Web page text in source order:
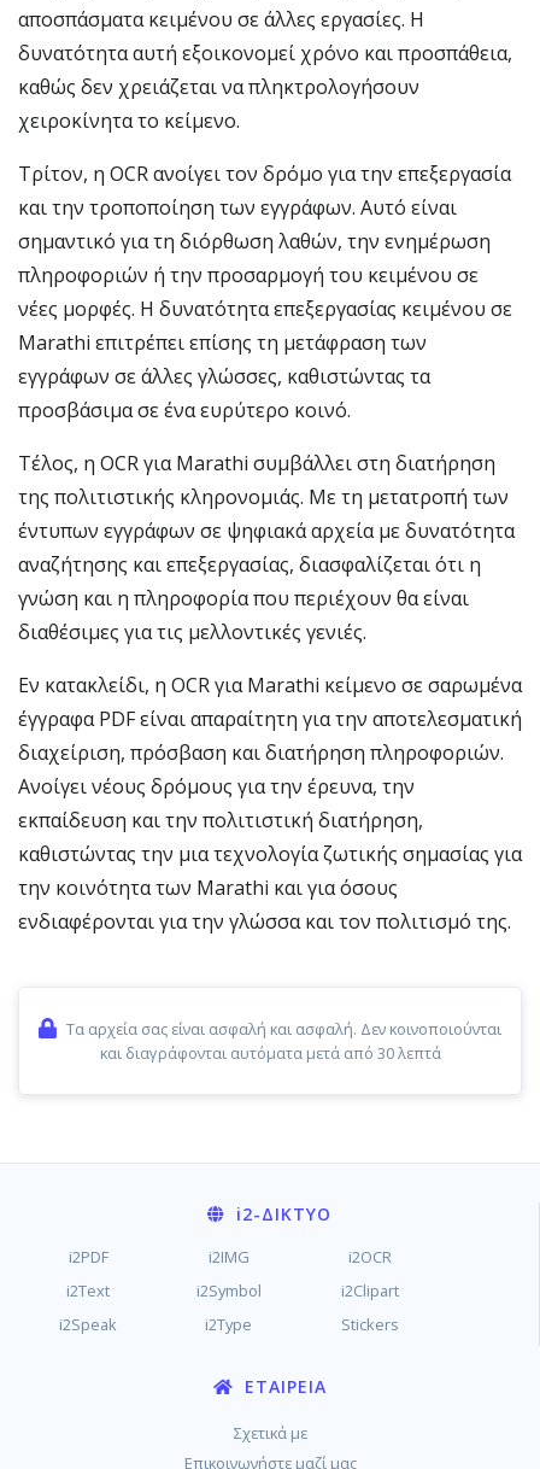
αποσπάσματα κειμένου σε άλλες εργασίες. Η
δυνατότητα αυτή εξοικονομεί χρόνο και προσπάθεια,
καθώς δεν χρειάζεται να πληκτρολογήσουν
χειροκίνητα το κείμενο.
Τρίτον, η OCR ανοίγει τον δρόμο για την επεξεργασία
και την τροποποίηση των εγγράφων. Αυτό είναι
σημαντικό για τη διόρθωση λαθών, την ενημέρωση
πληροφοριών ή την προσαρμογή του κειμένου σε
νέες μορφές. Η δυνατότητα επεξεργασίας κειμένου σε
Marathi επιτρέπει επίσης τη μετάφραση των
εγγράφων σε άλλες γλώσσες, καθιστώντας τα
προσβάσιμα σε ένα ευρύτερο κοινό.
Τέλος, η OCR για Marathi συμβάλλει στη διατήρηση
της πολιτιστικής κληρονομιάς. Με τη μετατροπή των
έντυπων εγγράφων σε ψηφιακά αρχεία με δυνατότητα
αναζήτησης και επεξεργασίας, διασφαλίζεται ότι η
γνώση και η πληροφορία που περιέχουν θα είναι
διαθέσιμες για τις μελλοντικές γενιές.
Εν κατακλείδι, η OCR για Marathi κείμενο σε σαρωμένα
έγγραφα PDF είναι απαραίτητη για την αποτελεσματική
διαχείριση, πρόσβαση και διατήρηση πληροφοριών.
Ανοίγει νέους δρόμους για την έρευνα, την
εκπαίδευση και την πολιτιστική διατήρηση,
καθιστώντας την μια τεχνολογία ζωτικής σημασίας για
την κοινότητα των Marathi και για όσους
ενδιαφέρονται για την γλώσσα και τον πολιτισμό της.
Τα αρχεία σας είναι ασφαλή και ασφαλή. Δεν κοινοποιούνται
και διαγράφονται αυτόματα μετά από 30 λεπτά
i2-ΔΊΚΤΥΟ
i2PDF i2IMG
i2OCR
i2Text
i2Symbol
i2Clipart
i2Speak
i2Type Stickers
ΕΤΑΙΡΕΊΑ
Σχετικά με
Επικοινωνήστε μαζί μας